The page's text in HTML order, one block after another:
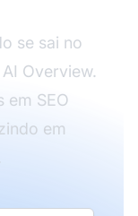
se sai no
Overview.
em SEO
em